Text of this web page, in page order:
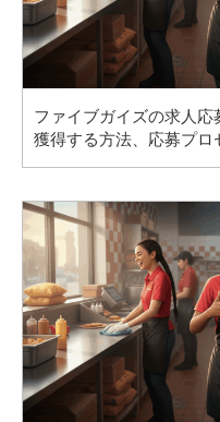
ファイブガイズの求人
獲得する方法、応募プロ